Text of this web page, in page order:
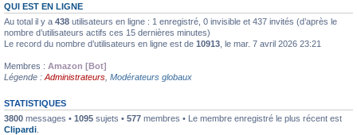
QUI EST EN LIGNE
Au total il y a 438 utilisateurs en ligne : 1 enregistré, 0 invisible et 437 invités (d’après le
nombre d’utilisateurs actifs ces 15 dernières minutes)
Le record du nombre d’utilisateurs en ligne est de 10913 , le mar. 7 avril 2026 23:21
Membres : Amazon [Bot]
Légende : Administrateurs Modérateurs globaux
STATISTIQUES
3800 messages • 1095 sujets • 577 membres • Le membre enregistré le plus récent est
Clipardi